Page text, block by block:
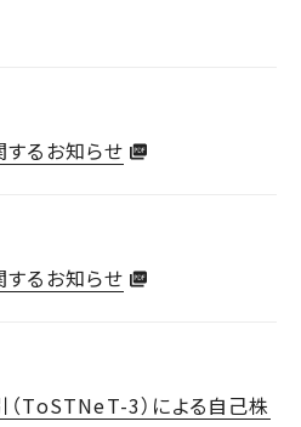
るお知らせ
るお知らせ
ToSTNeT-3）による自己株